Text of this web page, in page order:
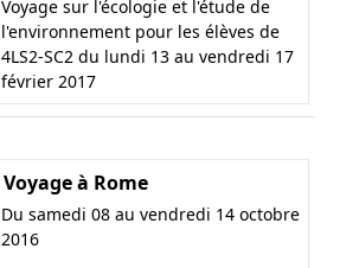
Voyage sur l'écologie et l'étude de
l'environnement pour les élèves de
4LS2-SC2 du lundi 13 au vendredi 17
février 2017
Voyage à Rome
Du samedi 08 au vendredi 14 octobre
2016